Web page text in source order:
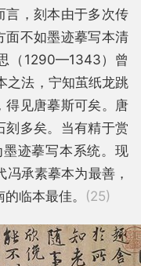
言，刻本由于多次传
面不如墨迹摹写本清
（1290—1343）曾
之法，宁知茧纸龙跳
得见唐摹斯可矣。唐
刻多矣。当有精于赏
迹摹写本系统。现
冯承素摹本为最善，
临本最佳。 (25)